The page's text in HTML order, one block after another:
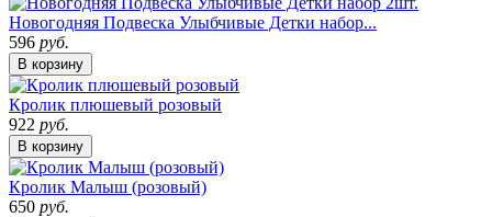
Новогодняя Подвеска Улыбчивые Детки набор...
596 руб.
В корзину
Кролик плюшевый розовый
922 руб.
В корзину
Кролик Малыш (розовый)
650 руб.